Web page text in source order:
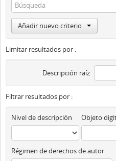
Añadir nuevo criterio
Limitar resultados por :
Descripción raíz
Filtrar resultados por :
Nivel de descripción
Régimen de derechos de autor